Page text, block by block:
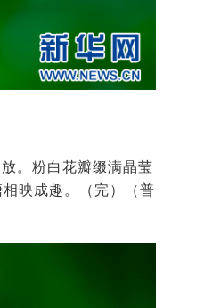
。粉白花瓣缀满晶莹
映成趣。（完）（普